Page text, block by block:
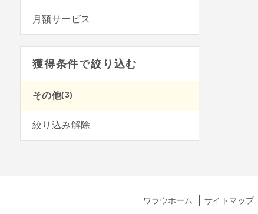
月額サービス
獲得条件で絞り込む
その他(3)
絞り込み解除
ワラウホーム サイトマップ